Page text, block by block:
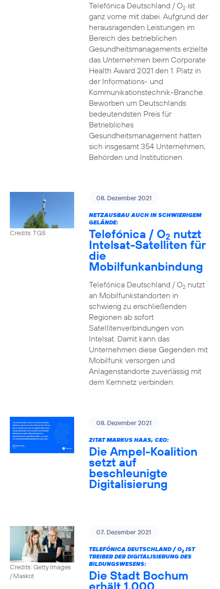
Telefónica Deutschland / O2ist
ganz vorne mit dabei. Aufgrund der
herausragenden Leistungen im
Bereich des betrieblichen
Gesundheitsmanagements erzielte
das Unternehmen beim Corporate
Health Award 2021 den 1. Platz in
der Informations- und
Kommunikationstechnik-Branche.
Beworben um Deutschlands
bedeutendsten Preis für
Betriebliches
Gesundheitsmanagement hatten
sich insgesamt 354 Unternehmen,
Behörden und Institutionen.
Credits: TGS
08. Dezember 2021
NETZAUSBAU AUCH IN SCHWIERIGEM
GELÄNDE:
Telefónica / O2 nutzt
Intelsat-Satelliten für
die
Mobilfunkanbindung
Telefónica Deutschland / O2nutzt
an Mobilfunkstandorten in
schwierig zu erschließenden
Regionen ab sofort
Satellitenverbindungen von
Intelsat. Damit kann das
Unternehmen diese Gegenden mit
Mobilfunk versorgen und
Anlagenstandorte zuverlässig mit
dem Kernnetz verbinden.
08. Dezember 2021
ZITAT MARKUS HAAS, CEO:
Die Ampel-Koalition
setzt auf
beschleunigte
Digitalisierung
Credits: Getty Images
/ Maskot
07. Dezember 2021
TELEFÓNICA DEUTSCHLAND / O2IST
TREIBER DER DIGITALISIERUNG DES
BILDUNGSWESENS:
Die Stadt Bochum
erhält 1.000